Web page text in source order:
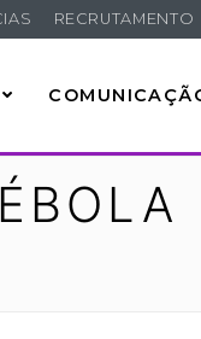
RECRUTAMENTO